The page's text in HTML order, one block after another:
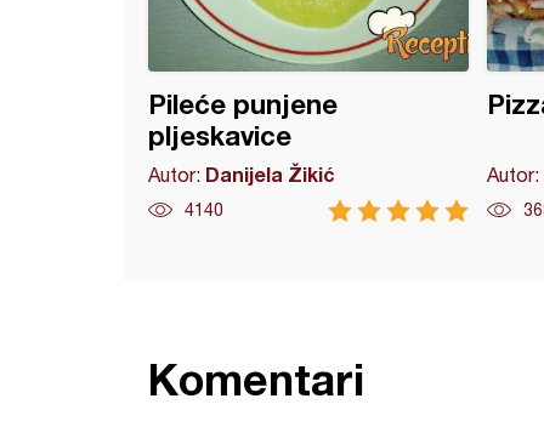
Pileće punjene
pljeskavice
Autor: Danijela Žikić
4140
Autor:
Komentari